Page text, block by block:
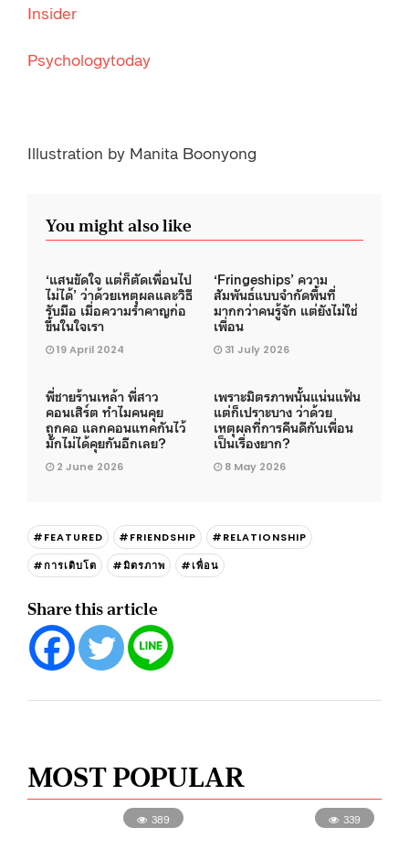
Insider
Psychologytoday
Illustration by Manita Boonyong
You might also like
‘แสนขัดใจ แต่ก็ตัดเพื่อนไป
ไม่ได้’ ว่าด้วยเหตุผลและวิธี
รับมือ เมื่อความรำคาญก่อ
ขึ้นในใจเรา
19 April 2024
‘Fringeships’ ความ
สัมพันธ์แบบจำกัดพื้นที่
มากกว่าคนรู้จัก แต่ยังไม่ใช่
เพื่อน
31 July 2026
พี่ชายร้านเหล้า พี่สาว
คอนเสิร์ต ทำไมคนคุย
ถูกคอ แลกคอนแทคกันไว้
มักไม่ได้คุยกันอีกเลย?
2 June 2026
เพราะมิตรภาพนั้นแน่นแฟ้น
แต่ก็เปราะบาง ว่าด้วย
เหตุผลที่การคืนดีกับเพื่อน
เป็นเรื่องยาก?
8 May 2026
#FEATURED #FRIENDSHIP
#RELATIONSHIP
#การเติบโต
#มิตรภาพ #เพื่อน
Share this article
MOST POPULAR
389 339